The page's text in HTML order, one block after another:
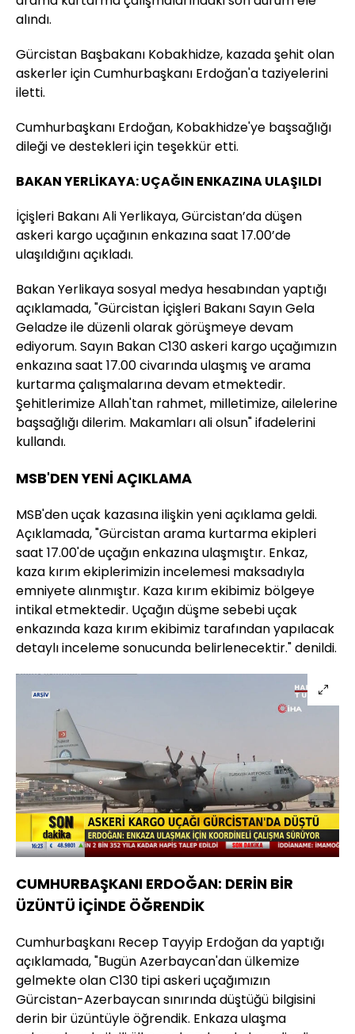
alındı.
Gürcistan Başbakanı Kobakhidze, kazada şehit olan
askerler için Cumhurbaşkanı Erdoğan'a taziyelerini
iletti.
Cumhurbaşkanı Erdoğan, Kobakhidze'ye başsağlığı
dileği ve destekleri için teşekkür etti.
BAKAN YERLİKAYA: UÇAĞIN ENKAZINA ULAŞILDI
İçişleri Bakanı Ali Yerlikaya, Gürcistan’da düşen
askeri kargo uçağının enkazına saat 17.00’de
ulaşıldığını açıkladı.
Bakan Yerlikaya sosyal medya hesabından yaptığı
açıklamada, "Gürcistan İçişleri Bakanı Sayın Gela
Geladze ile düzenli olarak görüşmeye devam
ediyorum. Sayın Bakan C130 askeri kargo uçağımızın
enkazına saat 17.00 civarında ulaşmış ve arama
kurtarma çalışmalarına devam etmektedir.
Şehitlerimize Allah'tan rahmet, milletimize, ailelerine
başsağlığı dilerim. Makamları ali olsun" ifadelerini
kullandı.
MSB'DEN YENİ AÇIKLAMA
MSB'den uçak kazasına ilişkin yeni açıklama geldi.
Açıklamada, "Gürcistan arama kurtarma ekipleri
saat 17.00'de uçağın enkazına ulaşmıştır. Enkaz,
kaza kırım ekiplerimizin incelemesi maksadıyla
emniyete alınmıştır. Kaza kırım ekibimiz bölgeye
intikal etmektedir. Uçağın düşme sebebi uçak
enkazında kaza kırım ekibimiz tarafından yapılacak
detaylı inceleme sonucunda belirlenecektir." denildi.
CUMHURBAŞKANI ERDOĞAN: DERİN BİR
ÜZÜNTÜ İÇİNDE ÖĞRENDİK
Cumhurbaşkanı Recep Tayyip Erdoğan da yaptığı
açıklamada, "Bugün Azerbaycan'dan ülkemize
gelmekte olan C130 tipi askeri uçağımızın
Gürcistan-Azerbaycan sınırında düştüğü bilgisini
derin bir üzüntüyle öğrendik. Enkaza ulaşma